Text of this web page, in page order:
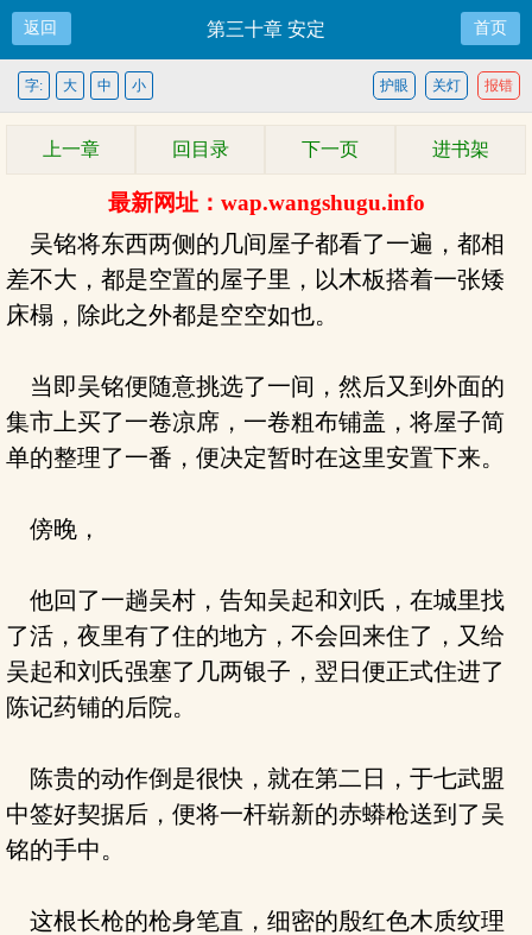
返回 第三十章 安定 首页
报错
关灯
护眼
字: 大 中 小
上一章 回目录 下一页 进书架
最新网址：wap.wangshugu.info
吴铭将东西两侧的几间屋子都看了一遍，都相
差不大，都是空置的屋子里，以木板搭着一张矮
床榻，除此之外都是空空如也。
当即吴铭便随意挑选了一间，然后又到外面的
集市上买了一卷凉席，一卷粗布铺盖，将屋子简
单的整理了一番，便决定暂时在这里安置下来。
傍晚，
他回了一趟吴村，告知吴起和刘氏，在城里找
了活，夜里有了住的地方，不会回来住了，又给
吴起和刘氏强塞了几两银子，翌日便正式住进了
陈记药铺的后院。
陈贵的动作倒是很快，就在第二日，于七武盟
中签好契据后，便将一杆崭新的赤蟒枪送到了吴
铭的手中。
这根长枪的枪身笔直，细密的殷红色木质纹理